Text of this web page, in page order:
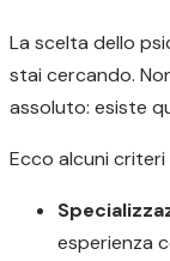
La scelta dello
stai cercando.
assoluto: esiste
Ecco alcuni
esperienza